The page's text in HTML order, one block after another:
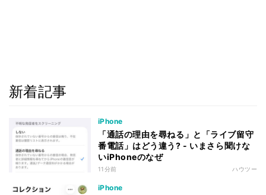
新着記事
iPhone
「通話の理由を尋ねる」と「ライブ留守
番電話」はどう違う? - いまさら聞けな
いiPhoneのなぜ
11分前 ハウツー
iPhone